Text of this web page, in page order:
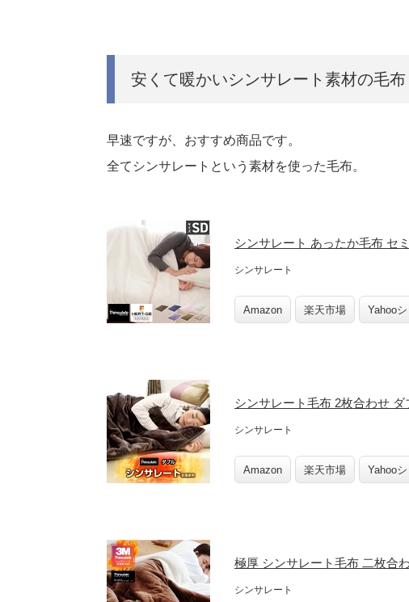
安くて暖かいシンサレート素材の毛布
早速ですが、おすすめ商品です。
全てシンサレートという素材を使った毛布。
シンサレート あったか毛布 セ
シンサレート
Amazon 楽天市場 Yahoo
シンサレート毛布 2枚合わせ ダ
シンサレート
Amazon 楽天市場 Yahoo
極厚 シンサレート毛布 二枚合
シンサレート